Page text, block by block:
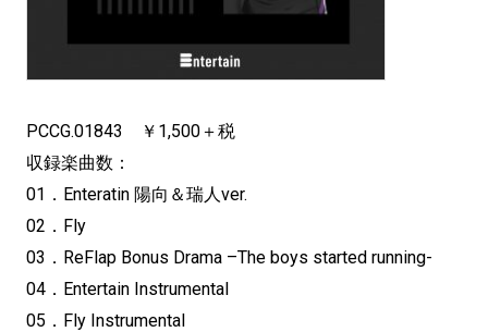
PCCG.01843 ￥1,500＋税
収録楽曲数：
01．Enteratin 陽向＆瑞人ver.
02．Fly
03．ReFlap Bonus Drama –The boys started running-
04．Entertain Instrumental
05．Fly Instrumental